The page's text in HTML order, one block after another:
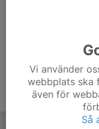
Vi använder
webbplats ska
även för
Så